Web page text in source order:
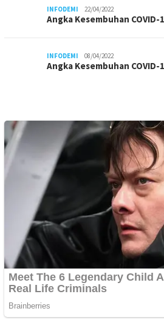
INFODEMI 22/04/2022
Angka Kesembuhan
INFODEMI 08/04/2022
Angka Kesembuhan